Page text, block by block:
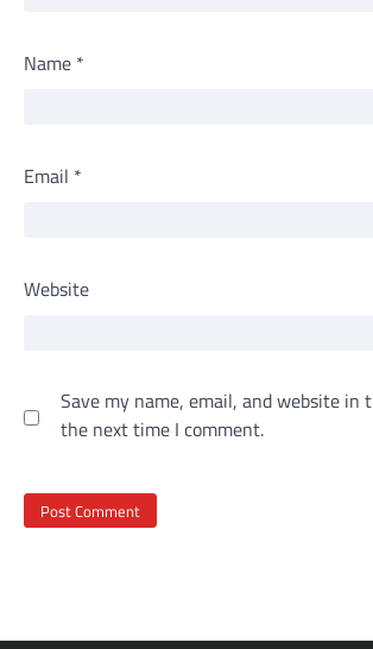
Name *
Email *
Website
Save my name, email, and website in
the next time I comment.